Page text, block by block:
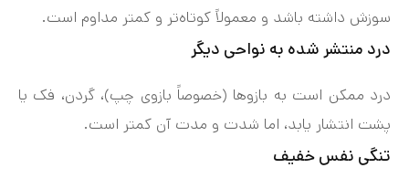
سوزش داشته باشد و معمولاً کوتاه‌تر و کمتر مداوم است.
درد منتشر شده به نواحی دیگر
درد ممکن است به بازوها (خصوصاً بازوی چپ)، گردن، فک یا
پشت انتشار یابد، اما شدت و مدت آن کمتر است.
تنگی نفس خفیف